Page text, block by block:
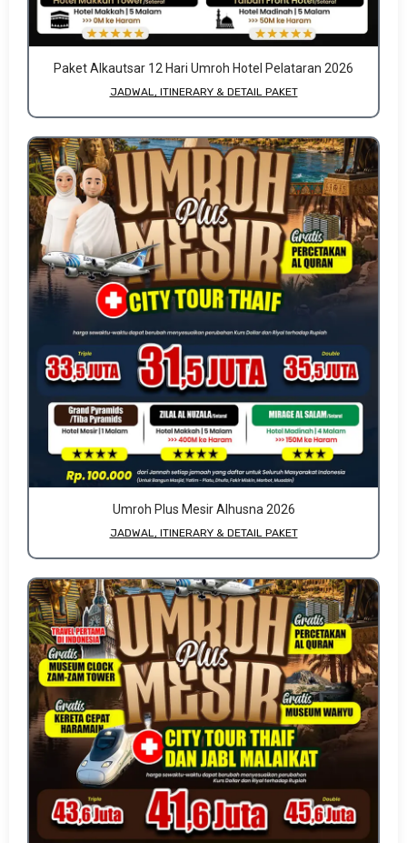
Paket Alkautsar 12 Hari Umroh Hotel Pelataran 2026
JADWAL, ITINERARY & DETAIL PAKET
Umroh Plus Mesir Alhusna 2026
JADWAL, ITINERARY & DETAIL PAKET